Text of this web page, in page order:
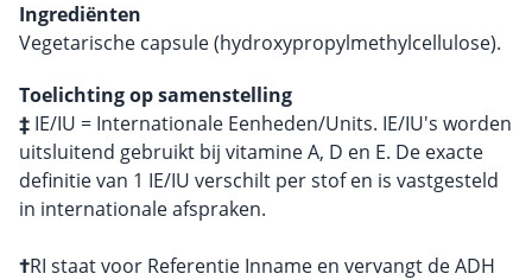
Ingrediënten
Vegetarische capsule (hydroxypropylmethylcellulose).
Toelichting op samenstelling
‡ IE/IU = Internationale Eenheden/Units. IE/IU's worden
uitsluitend gebruikt bij vitamine A, D en E. De exacte
definitie van 1 IE/IU verschilt per stof en is vastgesteld
in internationale afspraken.
†RI staat voor Referentie Inname en vervangt de ADH